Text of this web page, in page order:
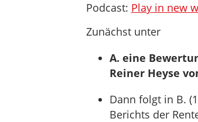
Podcast: Play in new
Zunächst unter
A. eine
Reiner Heyse
Dann folgt in B.
Berichts der